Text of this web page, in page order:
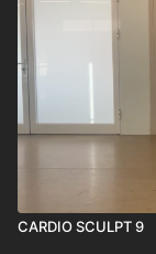
CARDIO SCULPT 9